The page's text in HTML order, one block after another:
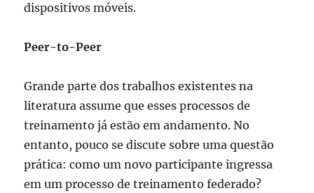
dispositivos móveis.
Peer-to-Peer
Grande parte dos trabalhos existentes na
literatura assume que esses processos de
treinamento já estão em andamento. No
entanto, pouco se discute sobre uma questão
prática: como um novo participante ingressa
em um processo de treinamento federado?